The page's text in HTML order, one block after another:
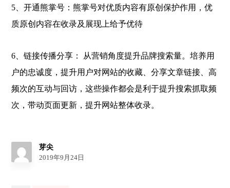
5、开通熊掌号：熊掌号对优质内容有原创保护作用，优
质原创内容在收录及展现上给予优待
6、链接传播分享： 从营销角度提升品牌搜索量。培养用
户的忠诚度，提升用户对网站的收藏、分享文章链接、高
频次的互动与回访，这些操作都会是利于提升搜索抓取频
次，带动页面更新，提升网站整体收录。
芽尖
2019年9月24日